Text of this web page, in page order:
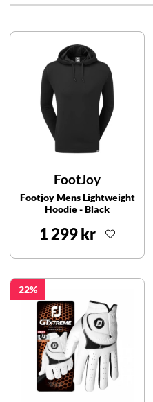
FootJoy
Footjoy Mens Lightweight
Hoodie - Black
1 299 kr
22